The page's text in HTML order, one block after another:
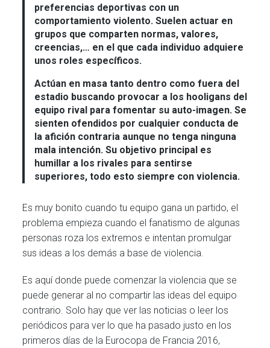
preferencias deportivas con un
comportamiento violento. Suelen actuar en
grupos que comparten normas, valores,
creencias,… en el que cada individuo adquiere
unos roles específicos.
Actúan en masa tanto dentro como fuera del
estadio buscando provocar a los hooligans del
equipo rival para fomentar su auto-imagen. Se
sienten ofendidos por cualquier conducta de
la afición contraria aunque no tenga ninguna
mala intención. Su objetivo principal es
humillar a los rivales para sentirse
superiores, todo esto siempre con violencia.
Es muy bonito cuando tu equipo gana un partido, el
problema empieza cuando el fanatismo de algunas
personas roza los extremos e intentan promulgar
sus ideas a los demás a base de violencia.
Es aquí donde puede comenzar la violencia que se
puede generar al no compartir las ideas del equipo
contrario. Solo hay que ver las noticias o leer los
periódicos para ver lo que ha pasado justo en los
primeros días de la Eurocopa de Francia 2016,